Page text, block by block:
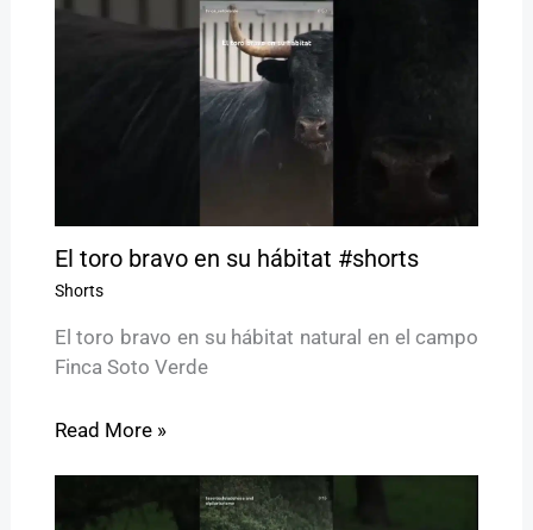
El toro bravo en su hábitat #shorts
Shorts
El toro bravo en su hábitat natural en el campo
Finca Soto Verde
Read More »